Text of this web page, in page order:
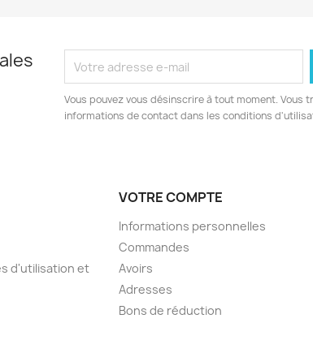
Vous pouvez vous désinscrire à tout moment. Vous
informations de contact dans les conditions
d'utilisation et
VOTRE COMPTE
Informations personnelles
Commandes
Avoirs
Adresses
Bons de réduction